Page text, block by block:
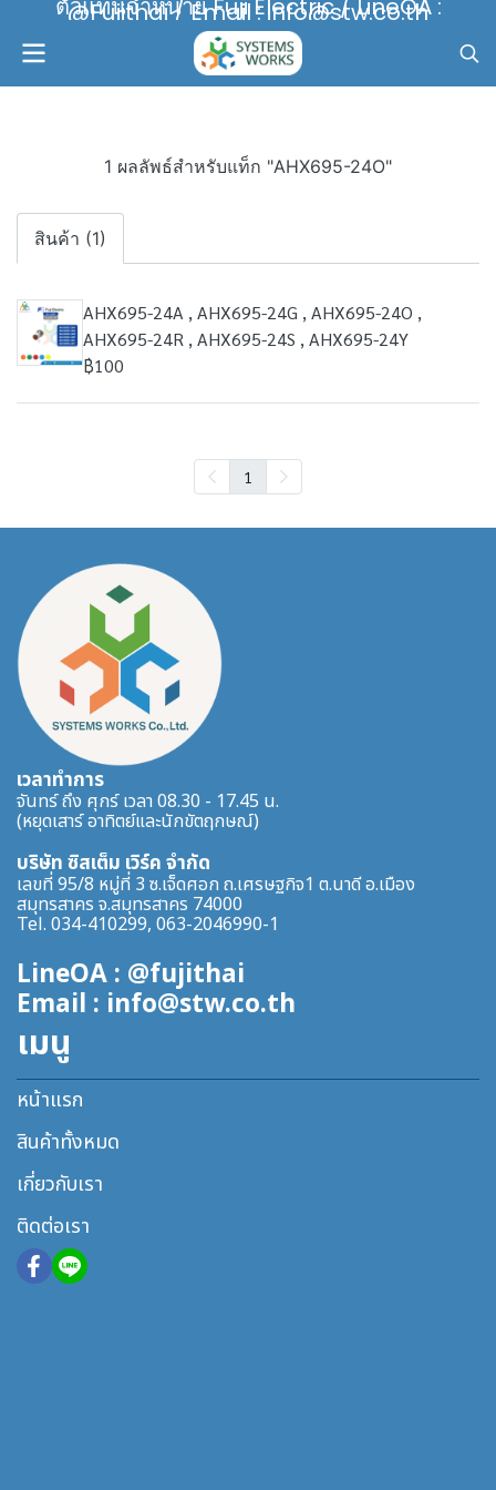
ตัวแทนจำหน่าย Fuji Electric / LineOA :
@Fujithai / Email : info@stw.co.th
1 ผลลัพธ์สำหรับแท็ก "AHX695-24O"
สินค้า (1)
AHX695-24A , AHX695-24G , AHX695-24O ,
AHX695-24R , AHX695-24S , AHX695-24Y
฿100
1
เวลาทำการ
จันทร์ ถึง ศุกร์ เวลา 08.30 - 17.45 น.
(หยุดเสาร์ อาทิตย์และนักขัตฤกษณ์)
บริษัท ซิสเต็ม เวิร์ค จำกัด
เลขที่ 95/8 หมู่ที่ 3 ซ.เจ็ดศอก ถ.เศรษฐกิจ1 ต.นาดี อ.เมือง
สมุทรสาคร จ.สมุทรสาคร 74000
Tel. 034-410299, 063-2046990-1
LineOA : @fujithai
Email : info@stw.co.th
เมนู
หน้าแรก
สินค้าทั้งหมด
เกี่ยวกับเรา
ติดต่อเรา